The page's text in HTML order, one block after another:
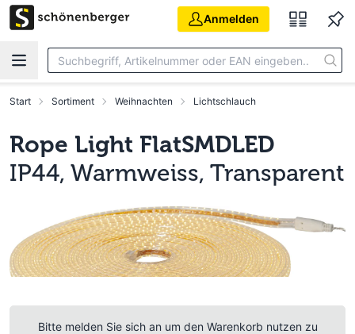
Zum Hauptinhalt springen
Anmelden
Start Sortiment Weihnachten Lichtschlauch
Rope Light FlatSMDLED
IP44, Warmweiss, Transparent
Bitte melden Sie sich an um den Warenkorb nutzen zu